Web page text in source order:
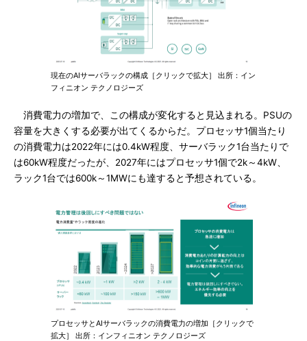
現在のAIサーバラックの構成［クリックで拡大］ 出所：イン
フィニオン テクノロジーズ
消費電力の増加で、この構成が変化すると見込まれる。PSUの
容量を大きくする必要が出てくるからだ。プロセッサ1個当たり
の消費電力は2022年には0.4kW程度、サーバラック1台当たりで
は60kW程度だったが、2027年にはプロセッサ1個で2k～4kW、
ラック1台では600k～1MWにも達すると予想されている。
プロセッサとAIサーバラックの消費電力の増加［クリックで
拡大］ 出所：インフィニオン テクノロジーズ